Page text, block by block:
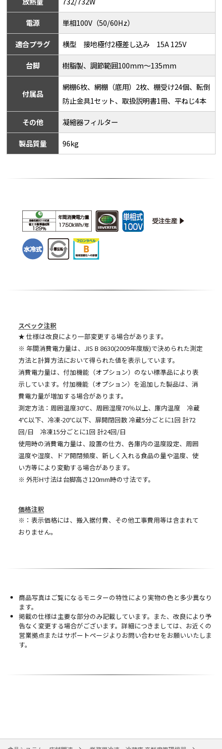
電源 単相100V（50/60Hz）
適合プラグ 横型 接地極付2極差し込み 15A 125V
台脚 樹脂製、調節範囲100mm～135mm
付属品
網棚6枚、網棚（底用）2枚、棚受け24個、転倒
防止金具1セット、取扱説明書1冊、平ねじ4本
その他 凝縮器フィルター
製品質量 96kg
スペック注釈
★ 仕様は改良により一部変更する場合があります。
※ 年間消費電力量は、JIS B 8630(2009年度版)で決められた測定
方法と計算方法において得られた値を表示しています。
消費電力量は、付加機能（オプション）のない標準品により表
示しています。付加機能（オプション）を追加した製品は、消
費電力量が増加する場合があります。
測定方法：周囲温度30℃、周囲湿度70％以上、庫内温度 冷蔵
4℃以下、冷凍-20℃以下、扉開閉回数 冷蔵5分ごとに1回 計72
回/日 冷凍15分ごとに1回 計24回/日
使用時の消費電力量は、設置の仕方、各庫内の温度設定、周囲
温度や湿度、ドア開閉頻度、新しく入れる食品の量や温度、使
い方等により変動する場合があります。
※ 外形H寸法は台脚高さ120mm時の寸法です。
価格注釈
※：表示価格には、搬入据付費、その他工事費用等は含まれて
おりません。
商品写真はご覧になるモニターの特性により実物の色と多少異なり
ます。
掲載の仕様は主要な部分のみ記載しています。また、改良により予
告なく変更する場合がございます。詳細につきましては、お近くの
営業拠点またはサポートページよりお問い合わせをお願いいたしま
す。